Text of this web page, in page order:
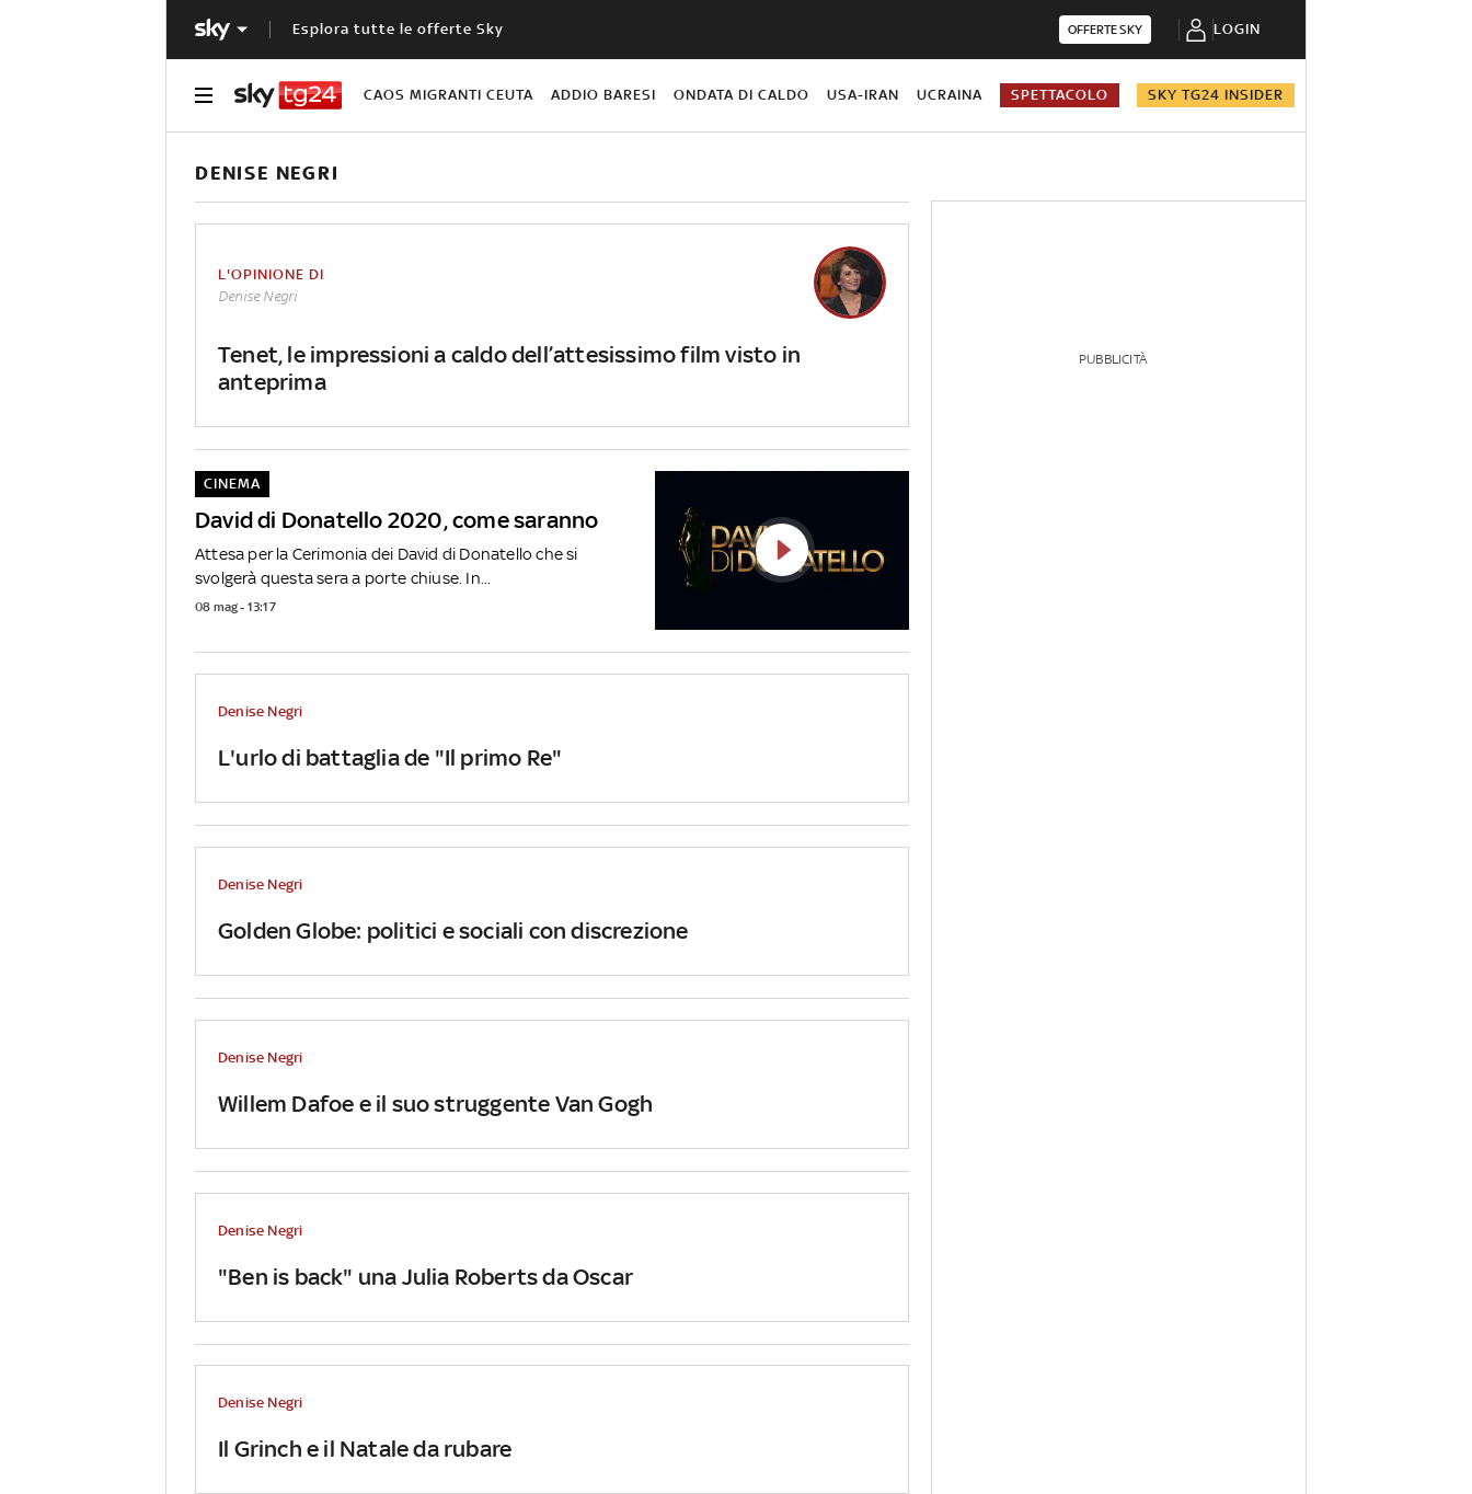
Esplora tutte le offerte Sky OFFERTE SKY LOGIN
CAOS MIGRANTI CEUTA ADDIO BARESI ONDATA DI CALDO USA-IRAN UCRAINA SPETTACOLO SKY TG24 INSIDER
DENISE NEGRI
Tenet, le impressioni a caldo dell’attesissimo film visto in
anteprima
L'OPINIONE DI
Denise Negri
David di Donatello 2020, come saranno
CINEMA
Attesa per la Cerimonia dei David di Donatello che si
svolgerà questa sera a porte chiuse. In...
08 mag - 13:17
L'urlo di battaglia de "Il primo Re"
Denise Negri
Golden Globe: politici e sociali con discrezione
Denise Negri
Willem Dafoe e il suo struggente Van Gogh
Denise Negri
"Ben is back" una Julia Roberts da Oscar
Denise Negri
Il Grinch e il Natale da rubare
Denise Negri
PUBBLICITÀ